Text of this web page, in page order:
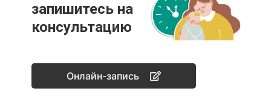
запишитесь на
консультацию
Онлайн-запись